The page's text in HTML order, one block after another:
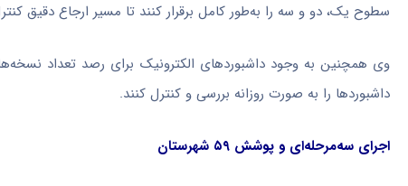
سطوح یک، دو و سه را به‌طور کامل برقرار کنند تا مسیر ارجاع دقیق
وی همچنین به وجود داشبوردهای الکترونیک برای رصد تعداد
داشبوردها را به صورت روزانه بررسی و کنترل کنند.
اجرای سه‌مرحله‌ای و پوشش ۵۹ شهرستان